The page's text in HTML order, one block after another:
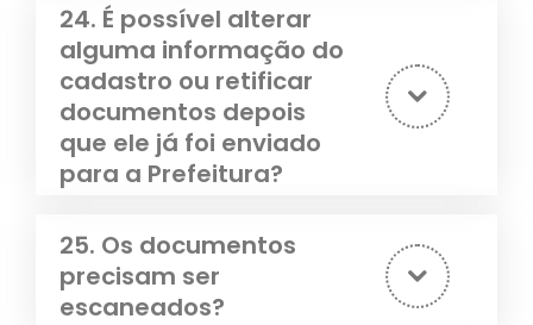
24. É possível alterar
alguma informação do
cadastro ou retificar
documentos depois
que ele já foi enviado
para a Prefeitura?
25. Os documentos
precisam ser
escaneados?